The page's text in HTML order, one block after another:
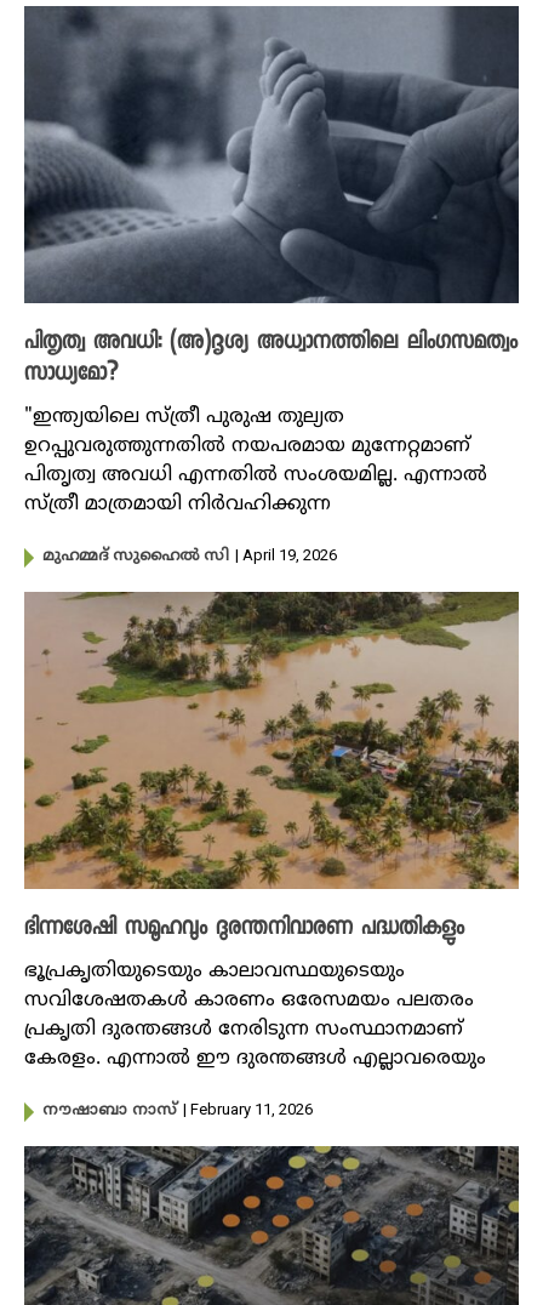
പിതൃത്വ അവധി: (അ)ദൃശ്യ അധ്വാനത്തിലെ ലിംഗസമത്വം
സാധ്യമോ?
"ഇന്ത്യയിലെ സ്ത്രീ പുരുഷ തുല്യത
ഉറപ്പുവരുത്തുന്നതിൽ നയപരമായ മുന്നേറ്റമാണ്
പിതൃത്വ അവധി എന്നതിൽ സംശയമില്ല. എന്നാൽ
സ്ത്രീ മാത്രമായി നിർവഹിക്കുന്ന
മുഹമ്മദ് സുഹൈൽ സി | April 19, 2026
ഭിന്നശേഷി സമൂഹവും ദുരന്തനിവാരണ പദ്ധതികളും
ഭൂപ്രകൃതിയുടെയും കാലാവസ്ഥയുടെയും
സവിശേഷതകൾ കാരണം ഒരേസമയം പലതരം
പ്രകൃതി ദുരന്തങ്ങൾ നേരിടുന്ന സംസ്ഥാനമാണ്
കേരളം. എന്നാൽ ഈ ദുരന്തങ്ങൾ എല്ലാവരെയും
നൗഷാബാ നാസ് | February 11, 2026